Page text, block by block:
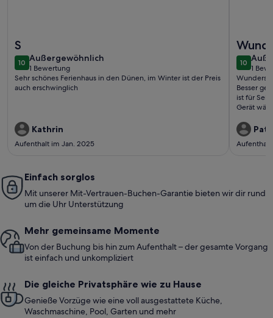
S
1010 von 10
Außergewöhnlich
außergewöhnlich
1 Bewertung
(1
bewertung)
Sehr schönes Ferienhaus in den Dünen, im Winter ist der Preis
auch erschwinglich
Kathrin
Aufenthalt im Jan. 2025
super
1010 von
1
(1
Besser
ist für
Gerät
Einfach sorglos
Mit unserer Mit-Vertrauen-Buchen-Garantie bieten wir dir rund
um die Uhr Unterstützung
Mehr gemeinsame Momente
Von der Buchung bis hin zum Aufenthalt – der gesamte Vorgang
ist einfach und unkompliziert
Die gleiche Privatsphäre wie zu Hause
Genieße Vorzüge wie eine voll ausgestattete Küche,
Waschmaschine, Pool, Garten und mehr